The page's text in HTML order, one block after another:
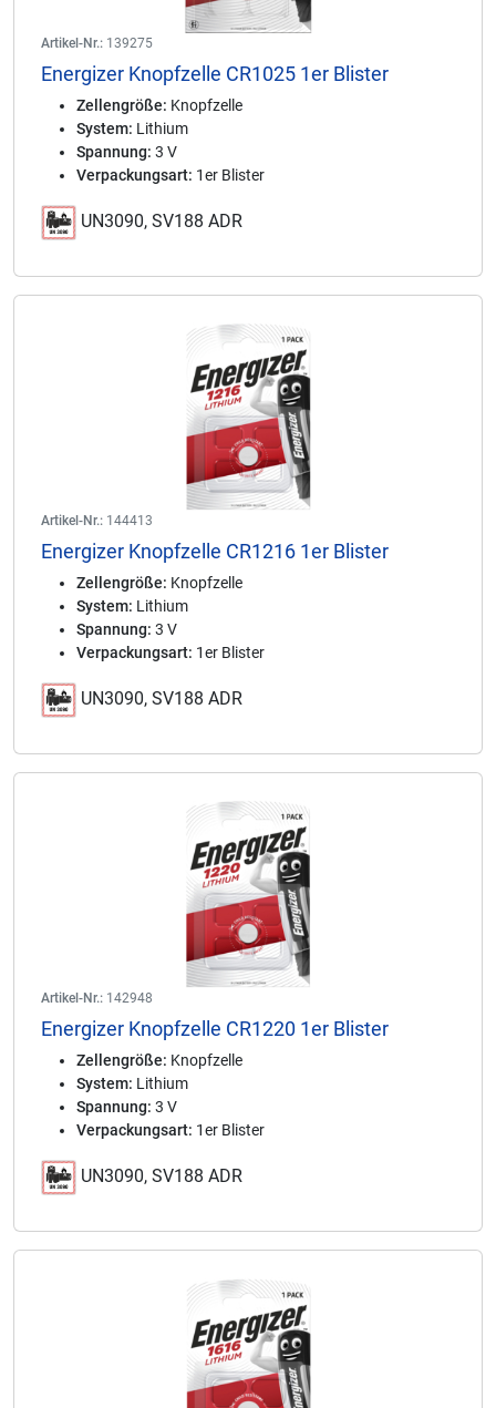
Artikel-Nr.: 139275
Energizer Knopfzelle CR1025 1er Blister
Zellengröße: Knopfzelle
System: Lithium
Spannung: 3 V
Verpackungsart: 1er Blister
UN3090, SV188 ADR
Artikel-Nr.: 144413
Energizer Knopfzelle CR1216 1er Blister
Zellengröße: Knopfzelle
System: Lithium
Spannung: 3 V
Verpackungsart: 1er Blister
UN3090, SV188 ADR
Artikel-Nr.: 142948
Energizer Knopfzelle CR1220 1er Blister
Zellengröße: Knopfzelle
System: Lithium
Spannung: 3 V
Verpackungsart: 1er Blister
UN3090, SV188 ADR